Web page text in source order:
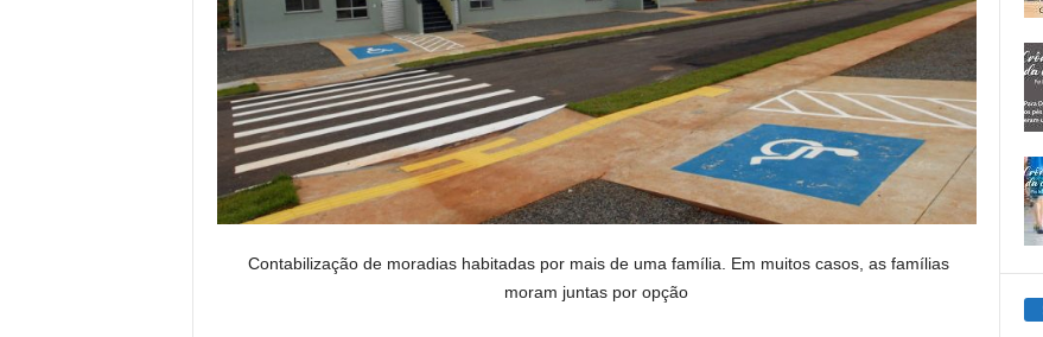
Contabilização de moradias habitadas por mais de uma família. Em muitos casos, as famílias
moram juntas por opção